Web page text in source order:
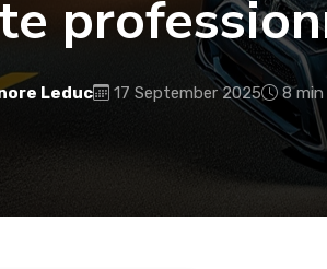
Leduc 17 September 2025 8